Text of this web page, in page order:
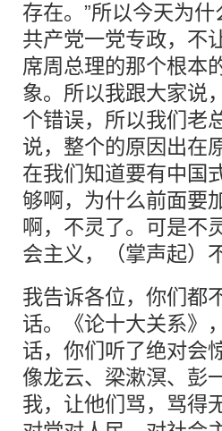
存在。”所以今天为
共产党一党专政，不
席周总理的那个根本
象。所以我跟大家说
个错误，所以我们老
说，整个的原因出在
在我们知道要有中国
够啊，为什么前面要
啊，不灵了。可是不
会主义，（掌声起）
我告诉各位，你们都
话。《论十大关系》
话，你们听了绝对会
像龙云、梁漱溟、彭
我，让他们骂，骂得